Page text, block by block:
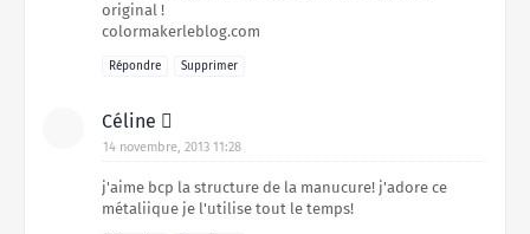
original !
colormakerleblog.com
Répondre Supprimer
Céline 
14 novembre, 2013 11:28
j'aime bcp la structure de la manucure! j'adore ce
métaliique je l'utilise tout le temps!